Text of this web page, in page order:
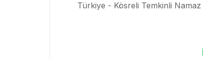
Türkiye - Kösreli Temkinli Namaz